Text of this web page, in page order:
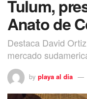
Tulum,
Anato de
Destaca David
mercado
by playa al dia